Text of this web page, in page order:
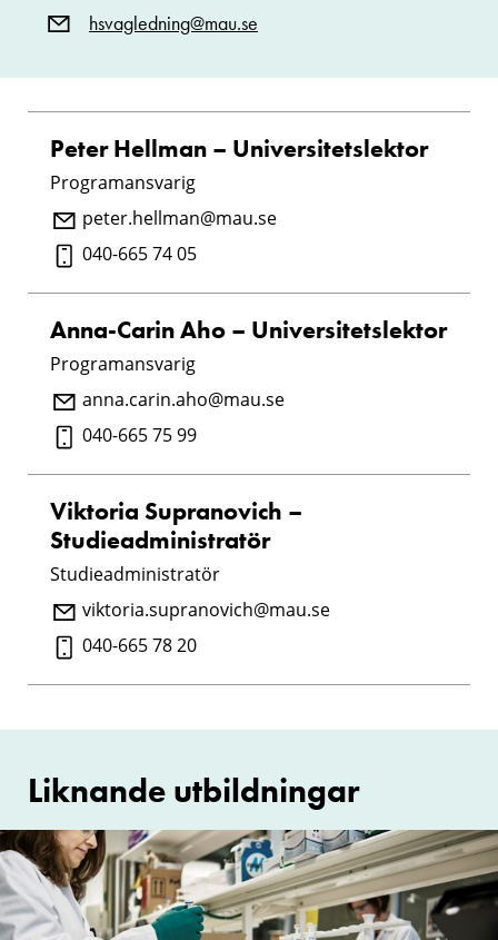
hsvagledning@mau.se
Peter Hellman – Universitetslektor
Programansvarig
peter.hellman@mau.se
040-665 74 05
Anna-Carin Aho – Universitetslektor
Programansvarig
anna.carin.aho@mau.se
040-665 75 99
Viktoria Supranovich –
Studieadministratör
Studieadministratör
viktoria.supranovich@mau.se
040-665 78 20
Liknande utbildningar